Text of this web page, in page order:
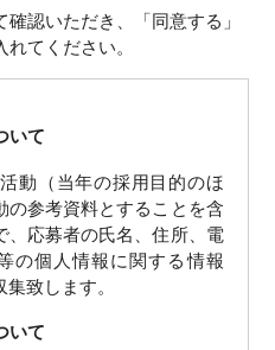
認いただき、「同意する」
てください。
いて
動（当年の採用目的のほ
の参考資料とすることを含
、応募者の氏名、住所、電
の個人情報に関する情報
集致します。
いて